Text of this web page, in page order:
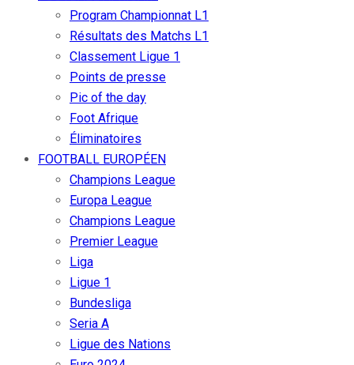
Program Championnat L1
Résultats des Matchs L1
Classement Ligue 1
Points de presse
Pic of the day
Foot Afrique
Éliminatoires
FOOTBALL EUROPÉEN
Champions League
Europa League
Champions League
Premier League
Liga
Ligue 1
Bundesliga
Seria A
Ligue des Nations